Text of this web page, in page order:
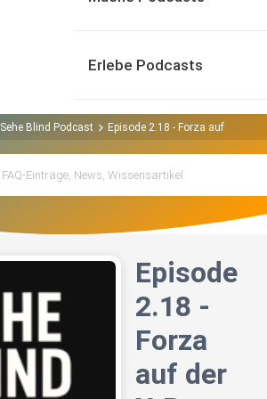
Erlebe Podcasts
Sehe Blind Podcast Episode 2.18 - Forza auf der X-
Episode
2.18 -
Forza
auf der